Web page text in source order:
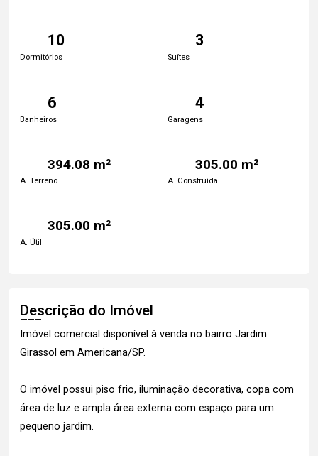
10
Dormitórios
3
Suítes
6
Banheiros
4
Garagens
394.08 m²
A. Terreno
305.00 m²
A. Construída
305.00 m²
A. Útil
Descrição do Imóvel
Imóvel comercial disponível à venda no bairro Jardim
Girassol em Americana/SP.
O imóvel possui piso frio, iluminação decorativa, copa com
área de luz e ampla área externa com espaço para um
pequeno jardim.